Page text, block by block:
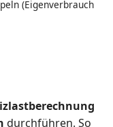
(Eigenverbrauch
durchführen. So